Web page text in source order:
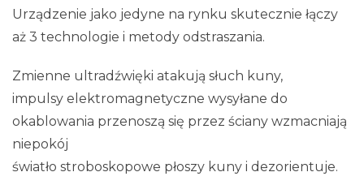
Urządzenie jako jedyne na rynku skutecznie łączy
aż 3 technologie i metody odstraszania.
Zmienne ultradźwięki atakują słuch kuny,
impulsy elektromagnetyczne wysyłane do
okablowania przenoszą się przez ściany wzmacniają
niepokój
światło stroboskopowe płoszy kuny i dezorientuje.